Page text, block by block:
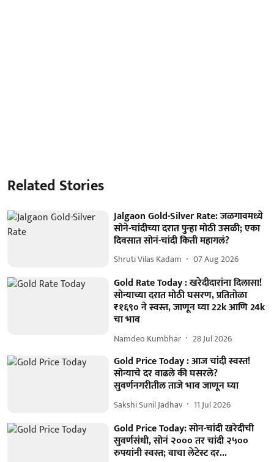
Related Stories
Jalgaon Gold-Silver Rate: जळगावमध्ये
सोने-चांदीच्या दरात पुन्हा मोठी उसळी; एका
दिवसात सोनं-चांदी किती महागलं?
Shruti Vilas Kadam 07 Aug 2026
Gold Rate Today : खरेदीदारांना दिलासा!
सोन्याच्या दरात मोठी घसरण, प्रतितोळा
₹१६९० ने स्वस्त, जाणून घ्या 22k आणि 24k
चा भाव
Namdeo Kumbhar 28 Jul 2026
Gold Price Today : आज चांदी स्वस्त!
सोन्याचे दर वाढले की घसरले?
सुवर्णनगरीतील ताजे भाव जाणून घ्या
Sakshi Sunil Jadhav 11 Jul 2026
Gold Price Today: सोन-चांदी खरेदीची
सुवर्णसंधी, सोनं २००० तर चांदी २५००
रुपयांनी स्वस्त; वाचा लेटेस्ट दर...